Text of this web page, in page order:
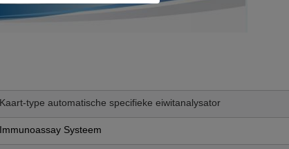
Kaart-type automatische specifieke eiwitanalysator
Immunoassay Systeem